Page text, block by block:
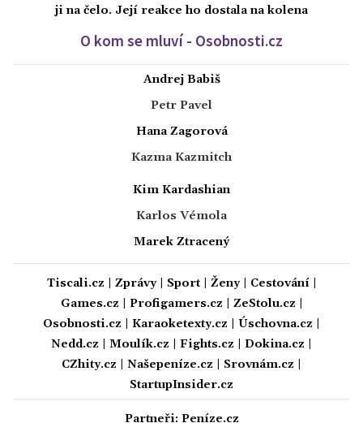
ji na čelo. Její reakce ho dostala na kolena
O kom se mluví - Osobnosti.cz
Andrej Babiš
Petr Pavel
Hana Zagorová
Kazma Kazmitch
Kim Kardashian
Karlos Vémola
Marek Ztracený
Tiscali.cz Zprávy| Sport| Ženy| Cestování|
Games.cz
Profigamers.cz ZeStolu.cz
Osobnosti.cz
Karaoketexty.cz Úschovna.cz
Nedd.cz
Moulík.cz Fights.cz Dokina.cz
CZhity.cz
Našepeníze.cz Srovnám.cz
StartupInsider.cz
Partneři: Peníze.cz